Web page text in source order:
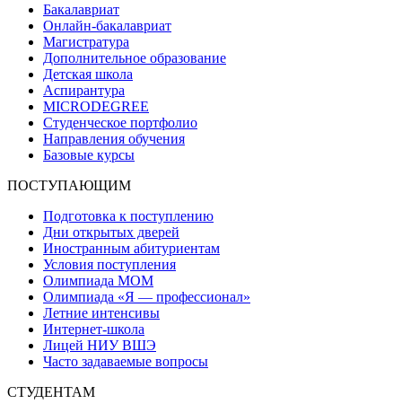
Бакалавриат
Онлайн-бакалавриат
Магистратура
Дополнительное образование
Детская школа
Аспирантура
MICRODEGREE
Студенческое портфолио
Направления обучения
Базовые курсы
ПОСТУПАЮЩИМ
Подготовка к поступлению
Дни открытых дверей
Иностранным абитуриентам
Условия поступления
Олимпиада МОМ
Олимпиада «Я — профессионал»
Летние интенсивы
Интернет-школа
Лицей НИУ ВШЭ
Часто задаваемые вопросы
СТУДЕНТАМ